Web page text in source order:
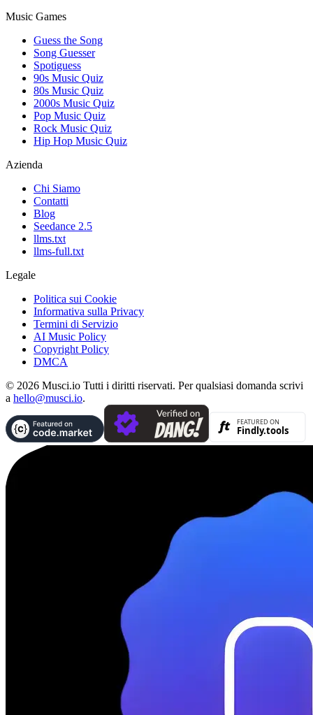
Music Games
Guess the Song
Song Guesser
Spotiguess
90s Music Quiz
80s Music Quiz
2000s Music Quiz
Pop Music Quiz
Rock Music Quiz
Hip Hop Music Quiz
Azienda
Chi Siamo
Contatti
Blog
Seedance 2.5
llms.txt
llms-full.txt
Legale
Politica sui Cookie
Informativa sulla Privacy
Termini di Servizio
AI Music Policy
Copyright Policy
DMCA
© 2026 Musci.io Tutti i diritti riservati. Per qualsiasi domanda scrivi
a hello@musci.io.